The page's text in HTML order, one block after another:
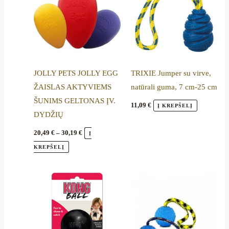
JOLLY PETS JOLLY EGG
ŽAISLAS AKTYVIEMS
ŠUNIMS GELTONAS ĮV.
DYDŽIŲ
20,49€ – 30,19€
through
30,19 €
Į
KREPŠELĮ
variants.
The
may
be
chosen
the
TRIXIE Jumper su virve,
natūrali guma, 7 cm-25 cm
11,09 € Į KREPŠELĮ
Price
range:
13,69 €
through
18,69 €
This
product
multiple
through
16,69 €
has
multiple